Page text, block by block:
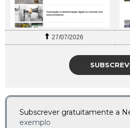
27/07/2026
Subscrever gratuitamente a
exemplo